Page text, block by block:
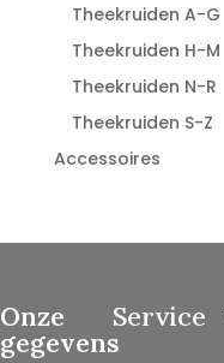
Theekruiden A-G
Theekruiden H-M
Theekruiden N-R
Theekruiden S-Z
Accessoires
Onze
gegevens
Service